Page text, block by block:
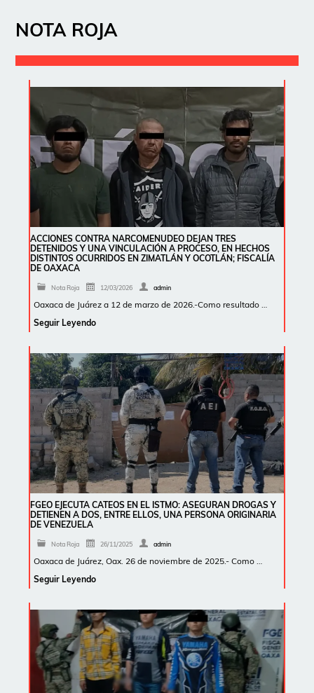
NOTA ROJA
ACCIONES CONTRA NARCOMENUDEO DEJAN TRES
DETENIDOS Y UNA VINCULACIÓN A PROCESO, EN HECHOS
DISTINTOS OCURRIDOS EN ZIMATLÁN Y OCOTLÁN; FISCALÍA
DE OAXACA
Nota Roja 12/03/2026 admin
Oaxaca de Juárez a 12 de marzo de 2026.-Como resultado …
Seguir Leyendo
FGEO EJECUTA CATEOS EN EL ISTMO: ASEGURAN DROGAS Y
DETIENEN A DOS, ENTRE ELLOS, UNA PERSONA ORIGINARIA
DE VENEZUELA
Nota Roja 26/11/2025 admin
Oaxaca de Juárez, Oax. 26 de noviembre de 2025.- Como …
Seguir Leyendo